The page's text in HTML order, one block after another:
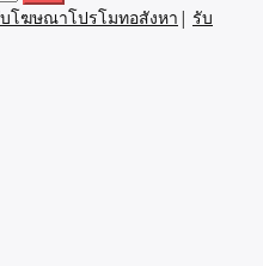
โฆษณาโปรโมทอสังหา | รับ